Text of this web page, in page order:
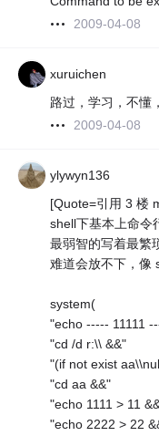
2009-04-08
xuruichen
路过，学习，不懂
2009-04-08
ylywyn136
[Quote=引用 3 楼
shell下基本上命令
最弱智的写着最繁
难道会放不下，像
system(
"echo ----- 11111
"cd /d r:\\ &&"
"(if not exist
"cd aa &&"
"echo 1111 > 11
"echo 2222 > 22